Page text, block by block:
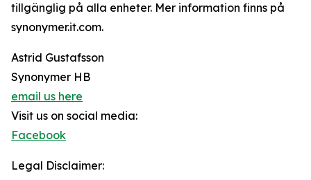
tillgänglig på alla enheter. Mer information finns på
synonymer.it.com.
Astrid Gustafsson
Synonymer HB
email us here
Visit us on social media:
Facebook
Legal Disclaimer: